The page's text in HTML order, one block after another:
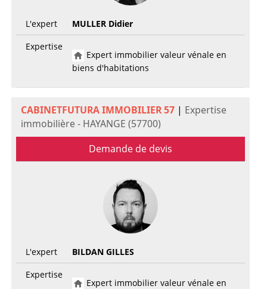
L'expert
MULLER Didier
Expertise
Expert immobilier valeur vénale en
biens d'habitations
CABINETFUTURA IMMOBILIER 57| Expertise
immobilière - HAYANGE (57700)
Demande de devis
L'expert
BILDAN GILLES
Expertise
Expert immobilier valeur vénale en